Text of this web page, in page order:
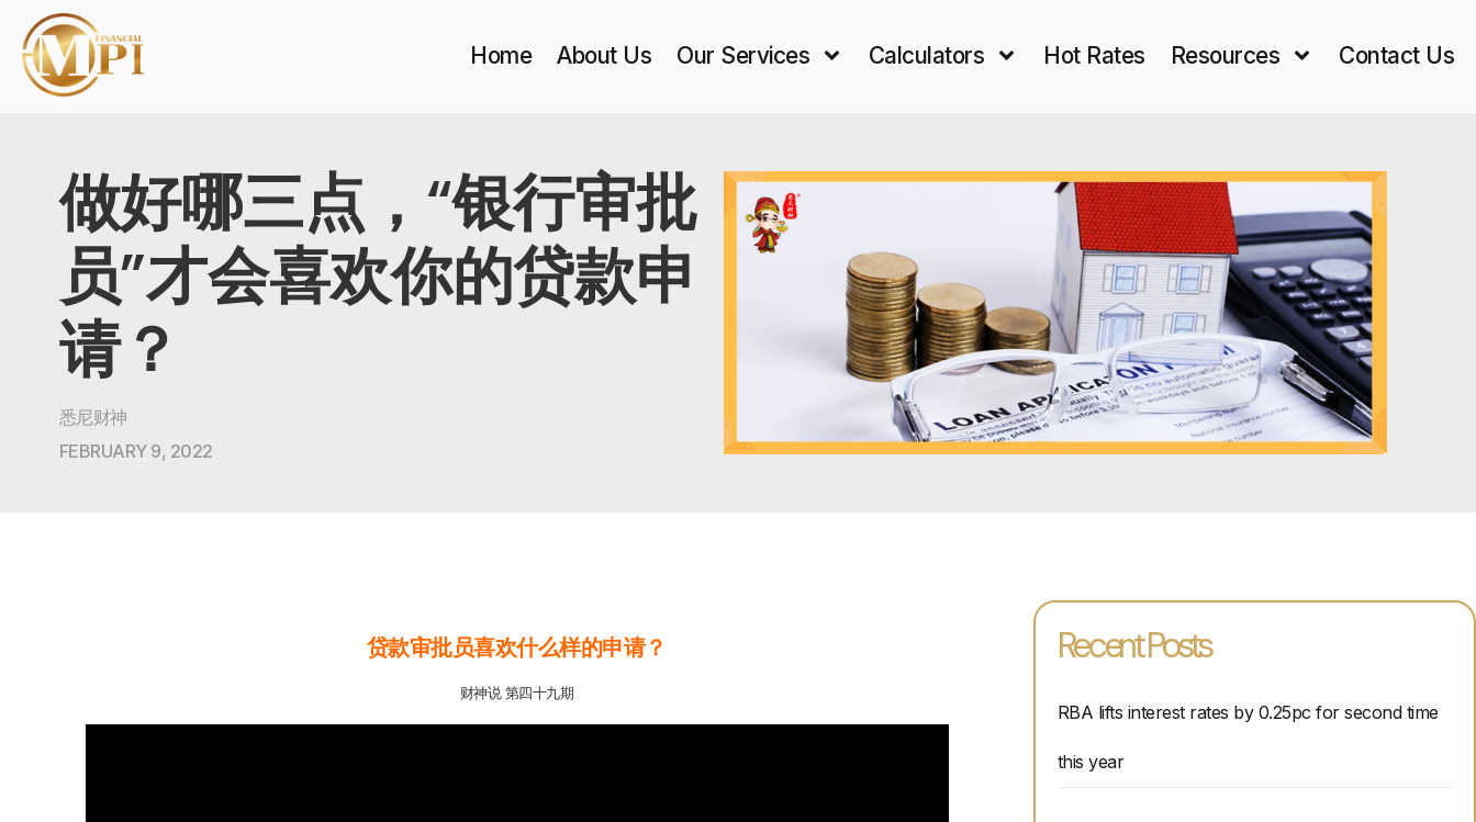
Home About Us Our Services Calculators Hot Rates Resources Contact Us
做好哪三点，“银行审批
员”才会喜欢你的贷款申
请？
悉尼财神
FEBRUARY 9, 2022
贷款审批员喜欢什么样的申请？
财神说 第四十九期
Recent Posts
RBA lifts interest rates by 0.25pc for second time
this year